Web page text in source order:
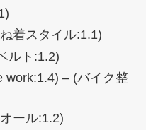
着スタイル:1.1)
ルト:1.2)
work:1.4) – (バイク整
ール:1.2)